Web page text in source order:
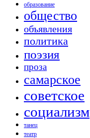
образование
общество
объявления
политика
поэзия
проза
самарское
советское
социализм
танец
театр